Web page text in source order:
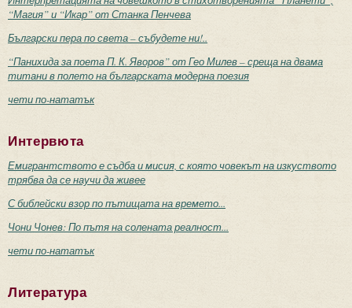
“Магия” и “Икар” от Станка Пенчева
Български пера по света – събудете ни!..
“Панихида за поета П. К. Яворов” от Гео Милев – среща на двама
титани в полето на българската модерна поезия
чети по-нататък
Интервюта
Емигрантството е съдба и мисия, с която човекът на изкуството
трябва да се научи да живее
С библейски взор по пътищата на времето...
Чони Чонев: По пътя на солената реалност...
чети по-нататък
Литература